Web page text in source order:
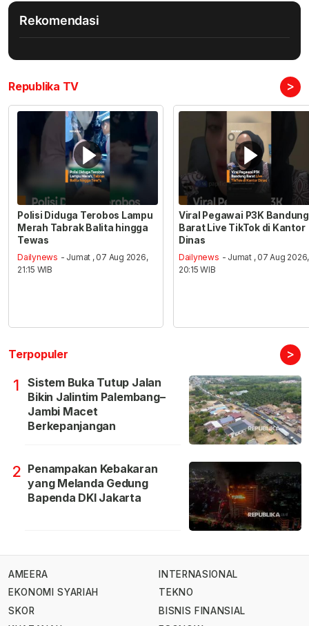
Rekomendasi
Republika TV >
Polisi Diduga Terobos Lampu
Merah Tabrak Balita hingga
Tewas
Dailynews - Jumat , 07 Aug 2026,
21:15 WIB
Viral Pegawai P3K Bandung
Barat Live TikTok di Kantor
Dinas
Dailynews - Jumat , 07 Aug 2026,
20:15 WIB
Terpopuler >
1
Sistem Buka Tutup Jalan
Bikin Jalintim Palembang–
Jambi Macet
Berkepanjangan
2 Penampakan Kebakaran
yang Melanda Gedung
Bapenda DKI Jakarta
AMEERA
EKONOMI SYARIAH
SKOR
INTERNASIONAL
TEKNO
BISNIS FINANSIAL